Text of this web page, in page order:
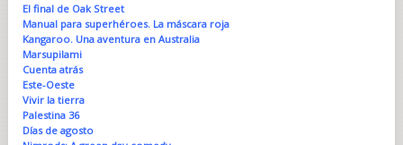
El final de Oak Street
Manual para superhéroes. La máscara roja
Kangaroo. Una aventura en Australia
Marsupilami
Cuenta atrás
Este-Oeste
Vivir la tierra
Palestina 36
Días de agosto